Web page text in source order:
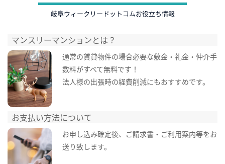
岐阜ウィークリードットコムお役立ち情報
マンスリーマンションとは？
通常の賃貸物件の場合必要な敷金・礼金・仲介手
数料がすべて無料です！
法人様の出張時の経費削減にもおすすめです。
お支払い方法について
お申し込み確定後、ご請求書・ご利用案内等をお
送り致します。